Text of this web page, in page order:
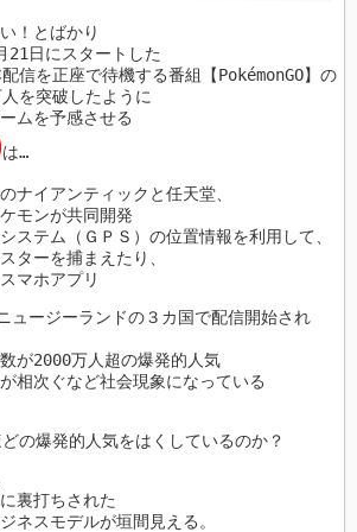
！とばかり
21日にスタートした
配信を正座で待機する番組【PokémonGO】の
を突破したように
は…
ナイアンティックと任天堂、
モンが共同開発
ステム（ＧＰＳ）の位置情報を利用して、
ターを捕まえたり、
マホアプリ
ュージーランドの３カ国で配信開始され
が2000万人超の爆発的人気
相次ぐなど社会現象になっている
の爆発的人気をはくしているのか？
裏打ちされた
ネスモデルが垣間見える。